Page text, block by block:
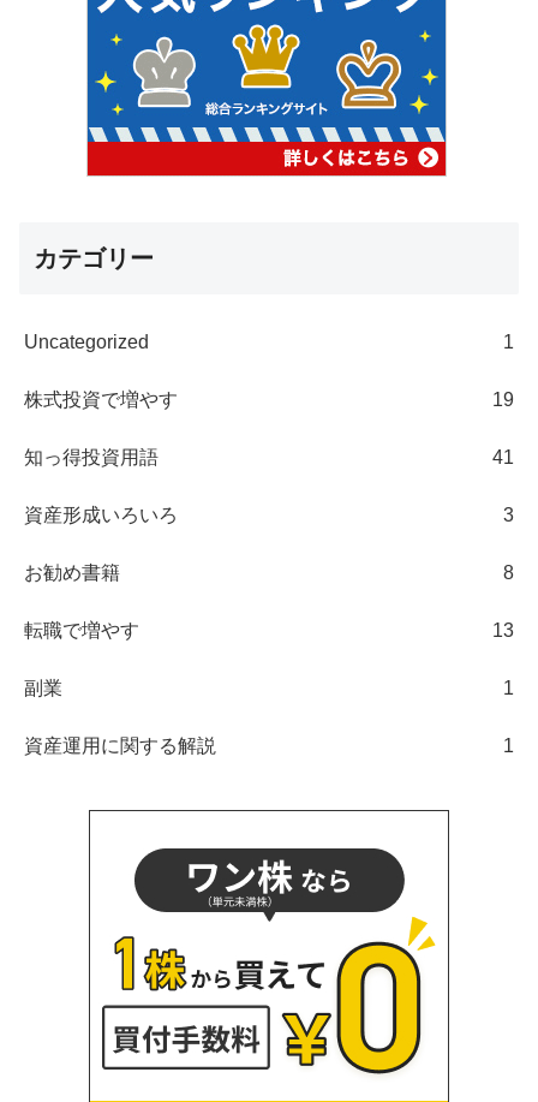
カテゴリー
Uncategorized 1
株式投資で増やす 19
知っ得投資用語 41
資産形成いろいろ 3
お勧め書籍 8
転職で増やす 13
副業 1
資産運用に関する解説 1